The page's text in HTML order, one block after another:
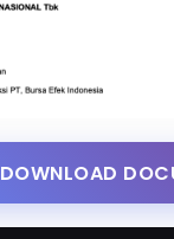
DOWNLOAD